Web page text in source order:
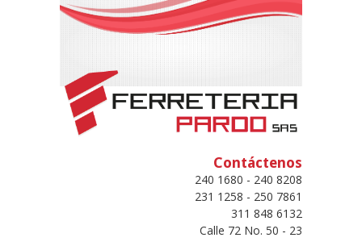
Contáctenos
240 1680 - 240 8208
231 1258 - 250 7861
311 848 6132
Calle 72 No. 50 - 23